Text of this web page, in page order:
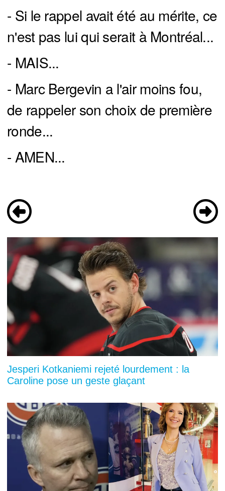
- Si le rappel avait été au mérite, ce
n'est pas lui qui serait à Montréal...
- MAIS...
- Marc Bergevin a l'air moins fou,
de rappeler son choix de première
ronde...
- AMEN...
Jesperi Kotkaniemi rejeté lourdement : la
Caroline pose un geste glaçant